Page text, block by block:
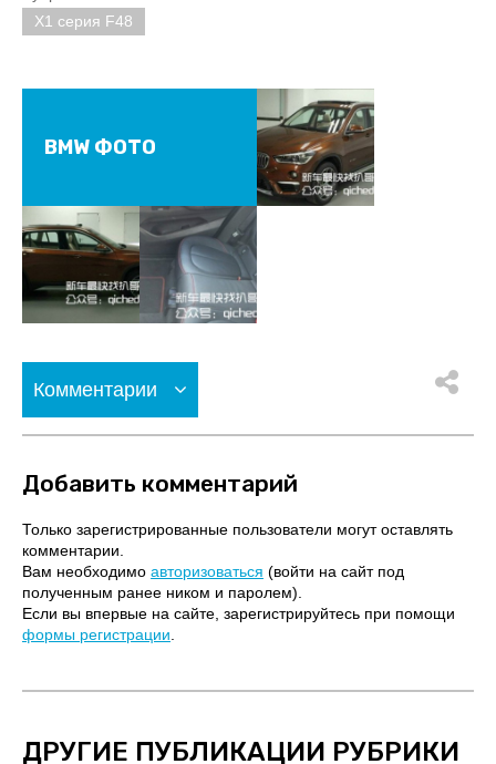
X1 серия F48
BMW ФОТО
Комментарии
Добавить комментарий
Только зарегистрированные пользователи могут оставлять
комментарии.
Вам необходимо авторизоваться (войти на сайт под
полученным ранее ником и паролем).
Если вы впервые на сайте, зарегистрируйтесь при помощи
формы регистрации
ДРУГИЕ ПУБЛИКАЦИИ РУБРИКИ